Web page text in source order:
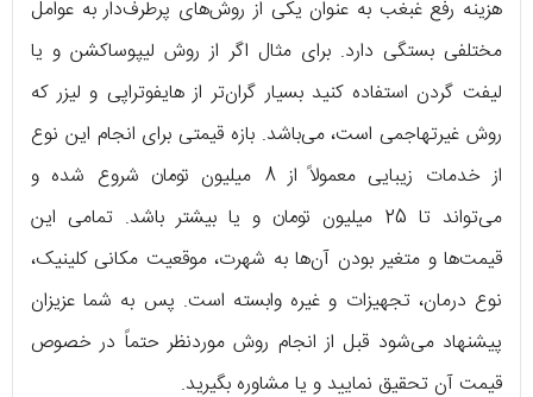
هزینه رفع غبغب به عنوان یکی از روش‌های پرطرف‌دار به عوامل
مختلفی بستگی دارد. برای مثال اگر از روش لیپوساکشن و یا
لیفت گردن استفاده کنید بسیار گران‌تر از هایفوتراپی و لیزر که
روش غیرتهاجمی است، می‌باشد. بازه قیمتی برای انجام این نوع
از خدمات زیبایی معمولاً از 8 میلیون تومان شروع شده و
می‌تواند تا 25 میلیون تومان و یا بیشتر باشد. تمامی این
قیمت‌ها و متغیر بودن آن‌ها به شهرت، موقعیت مکانی کلینیک،
نوع درمان، تجهیزات و غیره وابسته است. پس به شما عزیزان
پیشنهاد می‌شود قبل از انجام روش‌ موردنظر حتماً در خصوص
قیمت آن تحقیق نمایید و یا مشاوره بگیرید.